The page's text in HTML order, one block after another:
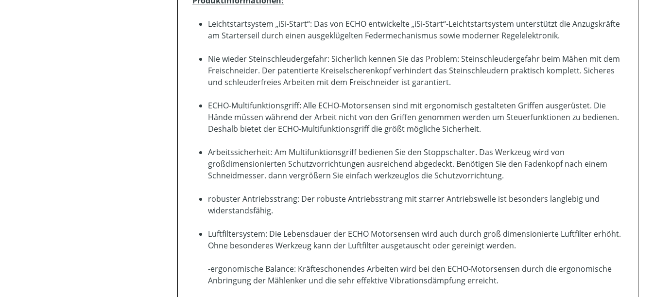
Leichtstartsystem „iSi-Start“: Das von ECHO entwickelte „iSi-Start“-Leichtstartsystem unterstützt die Anzugskräfte
am Starterseil durch einen ausgeklügelten Federmechanismus sowie moderner Regelelektronik.
Nie wieder Steinschleudergefahr: Sicherlich kennen Sie das Problem: Steinschleudergefahr beim Mähen mit dem
Freischneider. Der patentierte Kreiselscherenkopf verhindert das Steinschleudern praktisch komplett. Sicheres
und schleuderfreies Arbeiten mit dem Freischneider ist garantiert.
ECHO-Multifunktionsgriff: Alle ECHO-Motorsensen sind mit ergonomisch gestalteten Griffen ausgerüstet. Die
Hände müssen während der Arbeit nicht von den Griffen genommen werden um Steuerfunktionen zu bedienen.
Deshalb bietet der ECHO-Multifunktionsgriff die größt mögliche Sicherheit.
Arbeitssicherheit: Am Multifunktionsgriff bedienen Sie den Stoppschalter. Das Werkzeug wird von
großdimensionierten Schutzvorrichtungen ausreichend abgedeckt. Benötigen Sie den Fadenkopf nach einem
Schneidmesser. dann vergrößern Sie einfach werkzeuglos die Schutzvorrichtung.
robuster Antriebsstrang: Der robuste Antriebsstrang mit starrer Antriebswelle ist besonders langlebig und
widerstandsfähig.
Luftfiltersystem: Die Lebensdauer der ECHO Motorsensen wird auch durch groß dimensionierte Luftfilter erhöht.
Ohne besonderes Werkzeug kann der Luftfilter ausgetauscht oder gereinigt werden.
-ergonomische Balance: Kräfteschonendes Arbeiten wird bei den ECHO-Motorsensen durch die ergonomische
Anbringung der Mählenker und die sehr effektive Vibrationsdämpfung erreicht.